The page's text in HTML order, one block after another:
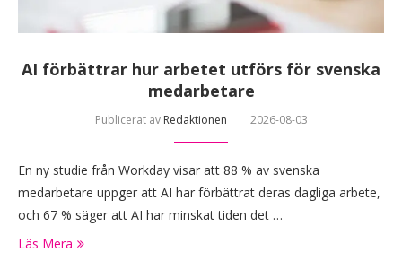
AI förbättrar hur arbetet utförs för svenska
medarbetare
Publicerat av Redaktionen 2026-08-03
En ny studie från Workday visar att 88 % av svenska
medarbetare uppger att AI har förbättrat deras dagliga arbete,
och 67 % säger att AI har minskat tiden det …
Läs Mera